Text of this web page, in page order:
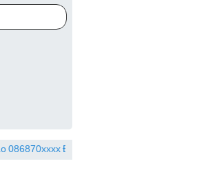
Đã đặt hàng 4 giờ trước